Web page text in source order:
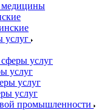
медицины
услуг
услуг
услуг
услуг
услуг
промышленности